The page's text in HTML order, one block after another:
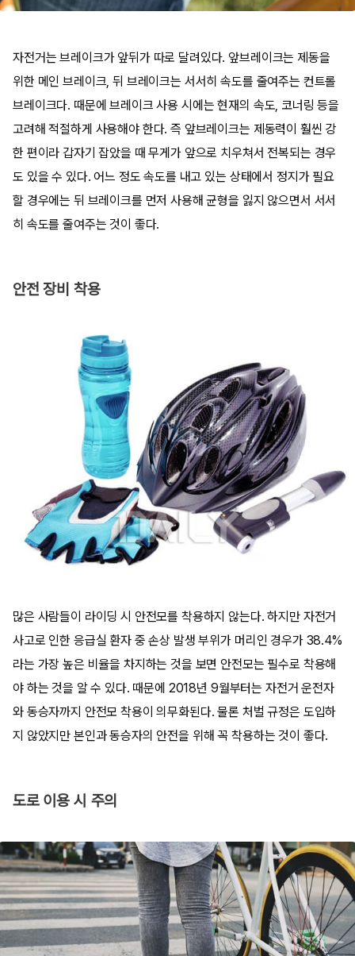
자전거는 브레이크가 앞뒤가 따로 달려있다. 앞브레이크는 제동을
위한 메인 브레이크, 뒤 브레이크는 서서히 속도를 줄여주는 컨트롤
브레이크다. 때문에 브레이크 사용 시에는 현재의 속도, 코너링 등을
고려해 적절하게 사용해야 한다. 즉 앞브레이크는 제동력이 훨씬 강
한 편이라 갑자기 잡았을 때 무게가 앞으로 치우쳐서 전복되는 경우
도 있을 수 있다. 어느 정도 속도를 내고 있는 상태에서 정지가 필요
할 경우에는 뒤 브레이크를 먼저 사용해 균형을 잃지 않으면서 서서
히 속도를 줄여주는 것이 좋다.
안전 장비 착용
많은 사람들이 라이딩 시 안전모를 착용하지 않는다. 하지만 자전거
사고로 인한 응급실 환자 중 손상 발생 부위가 머리인 경우가 38.4%
라는 가장 높은 비율을 차지하는 것을 보면 안전모는 필수로 착용해
야 하는 것을 알 수 있다. 때문에 2018년 9월부터는 자전거 운전자
와 동승자까지 안전모 착용이 의무화된다. 물론 처벌 규정은 도입하
지 않았지만 본인과 동승자의 안전을 위해 꼭 착용하는 것이 좋다.
도로 이용 시 주의